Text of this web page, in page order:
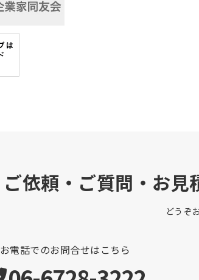
ご依頼・ご質問・お見
どうぞ
お電話でのお問合せはこちら